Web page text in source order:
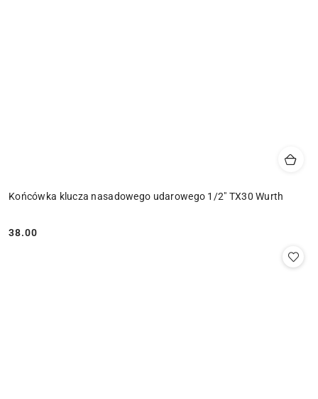
Końcówka klucza nasadowego udarowego 1/2" TX30 Wurth
Cena:
38.00